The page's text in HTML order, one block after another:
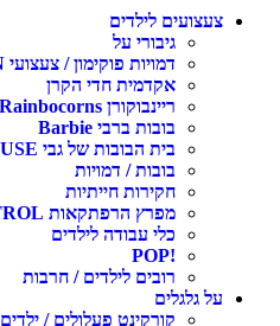
צעצועים לילדים
גיבורי על
דמויות פוקימון / צעצועי POKEMON
אקדמית חדי הקרן
ריינבוקורן Rainbocorns
בובות ברבי Barbie
בית הבובות של גבי GABBY'S DOLLHOUSE
בובות / דמויות
חקירות חייתיות
מפרץ הרפתקאות PAW PATROL
כלי עבודה לילדים
!POP
רובים לילדים / חרבות
על גלגלים
קורקינט פעלולים / ילדים